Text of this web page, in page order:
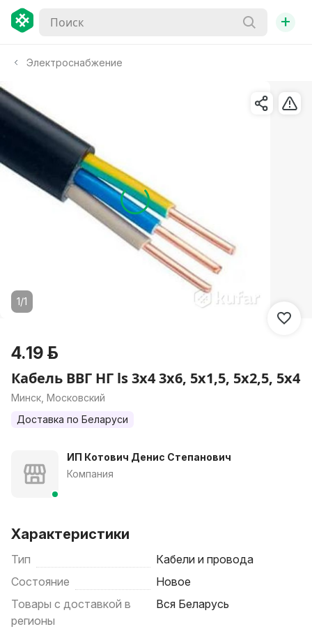
+
Электроснабжение
1/1
4.19 р.
Кабель ВВГ НГ ls 3х4 3х6, 5х1,5, 5х2,5, 5х4
Минск, Московский
Доставка по Беларуси
ИП Котович Денис Степанович
Компания
Характеристики
Тип
Кабели и провода
Состояние
Новое
Товары с доставкой в
регионы
Вся Беларусь